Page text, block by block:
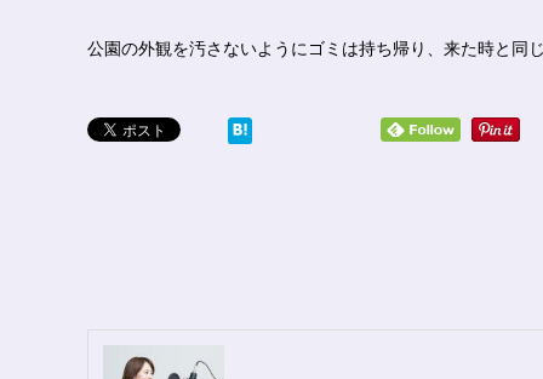
公園の外観を汚さないようにゴミは持ち帰り、来た時と同